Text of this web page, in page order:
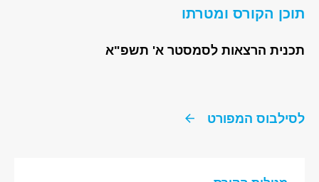
תוכן הקורס ומטרתו
תכנית הרצאות לסמסטר א' תשפ"א
לסילבוס המפורט